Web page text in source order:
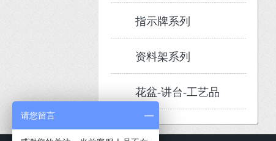
指示牌系列
资料架系列
花盆-讲台-工艺品
请您留言